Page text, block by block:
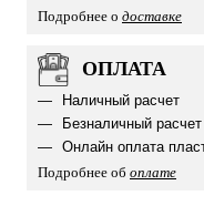
Подробнее о доставке
ОПЛАТА
Наличный расчет
Безналичный расчет
Онлайн оплата
Подробнее об оплате